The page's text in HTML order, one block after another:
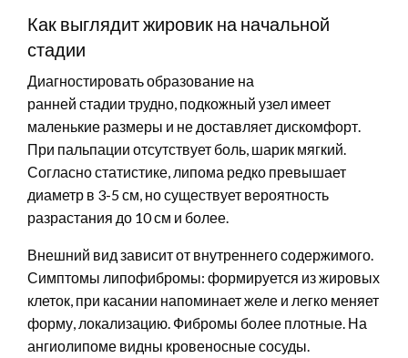
Как выглядит жировик на начальной
стадии
Диагностировать образование на
ранней стадии трудно, подкожный узел имеет
маленькие размеры и не доставляет дискомфорт.
При пальпации отсутствует боль, шарик мягкий.
Согласно статистике, липома редко превышает
диаметр в 3-5 см, но существует вероятность
разрастания до 10 см и более.
Внешний вид зависит от внутреннего содержимого.
Симптомы липофибромы: формируется из жировых
клеток, при касании напоминает желе и легко меняет
форму, локализацию. Фибромы более плотные. На
ангиолипоме видны кровеносные сосуды.